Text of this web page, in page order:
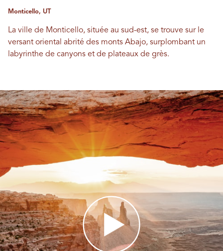
Monticello, UT
La ville de Monticello, située au sud-est, se trouve sur le
versant oriental abrité des monts Abajo, surplombant un
labyrinthe de canyons et de plateaux de grès.